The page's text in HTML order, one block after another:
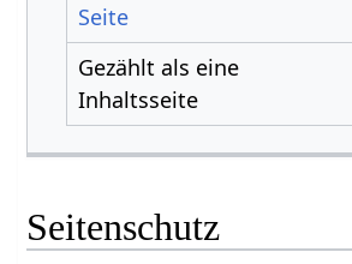
Seite
Gezählt als eine
Inhaltsseite
Seitenschutz